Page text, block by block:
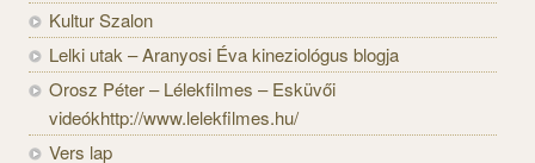
Kultur Szalon
Lelki utak – Aranyosi Éva kineziológus blogja
Orosz Péter – Lélekfilmes – Esküvői
videókhttp://www.lelekfilmes.hu/
Vers lap